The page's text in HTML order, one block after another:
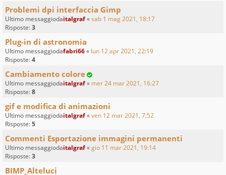
Problemi dpi interfaccia Gimp
Ultimo messaggiodaitalgraf«sab 1 mag 2021, 18:17
Risposte:3
Plug-in di astronomia
Ultimo messaggiodafabri66« lun 12 apr 2021, 22:19
Risposte:4
Cambiamento colore
Ultimo messaggiodaitalgraf« mer 24 mar 2021, 16:27
Risposte:8
gif e modifica di animazioni
Ultimo messaggiodaitalgraf«ven 12 mar 2021, 7:52
Risposte:5
Commenti Esportazione immagini permanenti
Ultimo messaggiodaitalgraf«gio 11 mar 2021, 19:14
Risposte:3
BIMP_Alteluci